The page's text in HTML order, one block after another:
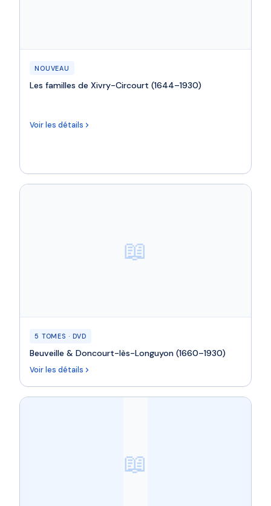
NOUVEAU
Les familles de Xivry-Circourt (1644–1930)
Voir les détails
📖
5 TOMES · DVD
Beuveille & Doncourt-lès-Longuyon (1660–1930)
Voir les détails
📖